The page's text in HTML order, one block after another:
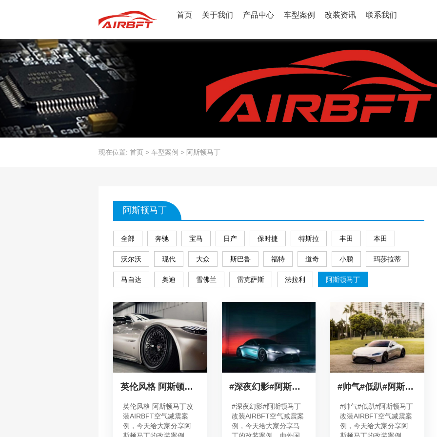
首页 关于我们 产品中心 车型案例 改装资讯 联系我们
现在位置: 首页 > 车型案例 > 阿斯顿马丁
阿斯顿马丁
全部 奔驰 宝马 日产 保时捷 特斯拉 丰田 本田
沃尔沃 现代 大众 斯巴鲁 福特 道奇 小鹏 玛莎拉蒂
马自达 奥迪 雪佛兰 雷克萨斯 法拉利 阿斯顿马丁
英伦风格 阿斯顿马丁改装AIRBFT空气减震案例
英伦风格 阿斯顿马丁改
装AIRBFT空气减震案
例，今天给大家分享阿
斯顿马丁的改装案例，
#深夜幻影#阿斯顿马丁改装AIRBFT空气减震案例
#深夜幻影#阿斯顿马丁
改装AIRBFT空气减震案
例，今天给大家分享马
丁的改装案例，由外国
#帅气#低趴#阿斯顿马丁改装AIRBFT空气减震案例
#帅气#低趴#阿斯顿马丁
改装AIRBFT空气减震案
例，今天给大家分享阿
斯顿马丁的改装案例，